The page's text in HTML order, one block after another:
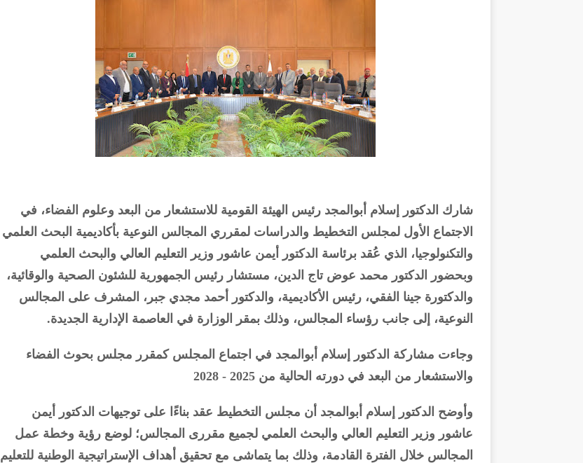
شارك الدكتور إسلام أبوالمجد رئيس الهيئة القومية للاستشعار من البعد وعلوم الفضاء، في
الاجتماع الأول لمجلس التخطيط والدراسات لمقرري المجالس النوعية بأكاديمية البحث العلمي
والتكنولوجيا، الذي عُقد برئاسة الدكتور أيمن عاشور وزير التعليم العالي والبحث العلمي
وبحضور الدكتور محمد عوض تاج الدين، مستشار رئيس الجمهورية للشئون الصحية والوقائية،
والدكتورة جينا الفقي، رئيس الأكاديمية، والدكتور أحمد مجدي جبر، المشرف على المجالس
النوعية، إلى جانب رؤساء المجالس، وذلك بمقر الوزارة في العاصمة الإدارية الجديدة.
وجاءت مشاركة الدكتور إسلام أبوالمجد في اجتماع المجلس كمقرر مجلس بحوث الفضاء
والاستشعار من البعد في دورته الحالية من 2025 - 2028
وأوضح الدكتور إسلام أبوالمجد أن مجلس التخطيط عقد بناءًا على توجيهات الدكتور أيمن
عاشور وزير التعليم العالي والبحث العلمي لجميع مقررى المجالس؛ لوضع رؤية وخطة عمل
المجالس خلال الفترة القادمة، وذلك بما يتماشى مع تحقيق أهداف الإستراتيجية الوطنية للتعليم